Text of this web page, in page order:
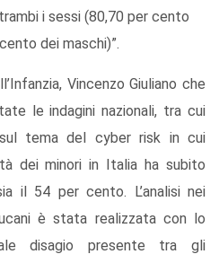
i sessi (80,70 per cento
dei maschi)”.
Vincenzo Giuliano che
le indagini nazionali, tra cui
tema del cyber risk in cui
dei minori in Italia ha subito
il 54 per cento. L’analisi nei
è stata realizzata con lo
disagio presente tra gli